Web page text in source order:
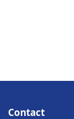
Contact